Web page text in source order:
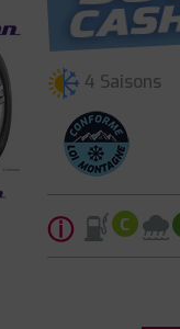
4 Saisons
ⓘ C